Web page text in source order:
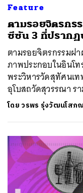
Feature
ตามรอยจิตรกร
ซีซัน 3 ที่ปราก
ตามรอยจิตรกรรมฝ
ภาพประกอบในอินโ
พระวิหารวัดสุทัศนเท
อุโบสถวัดสุวรรณา ร
โดยวรพร รุ่งวัฒนโสภ